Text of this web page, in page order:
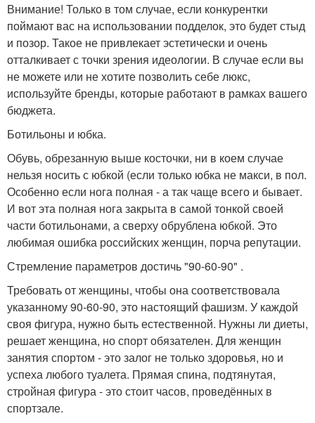
Внимание! Только в том случае, если конкурентки
поймают вас на использовании подделок, это будет стыд
и позор. Такое не привлекает эстетически и очень
отталкивает с точки зрения идеологии. В случае если вы
не можете или не хотите позволить себе люкс,
используйте бренды, которые работают в рамках вашего
бюджета.
Ботильоны и юбка.
Обувь, обрезанную выше косточки, ни в коем случае
нельзя носить с юбкой (если только юбка не макси, в пол.
Особенно если нога полная - а так чаще всего и бывает.
И вот эта полная нога закрыта в самой тонкой своей
части ботильонами, а сверху обрублена юбкой. Это
любимая ошибка российских женщин, порча репутации.
Стремление параметров достичь "90-60-90" .
Требовать от женщины, чтобы она соответствовала
указанному 90-60-90, это настоящий фашизм. У каждой
своя фигура, нужно быть естественной. Нужны ли диеты,
решает женщина, но спорт обязателен. Для женщин
занятия спортом - это залог не только здоровья, но и
успеха любого туалета. Прямая спина, подтянутая,
стройная фигура - это стоит часов, проведённых в
спортзале.